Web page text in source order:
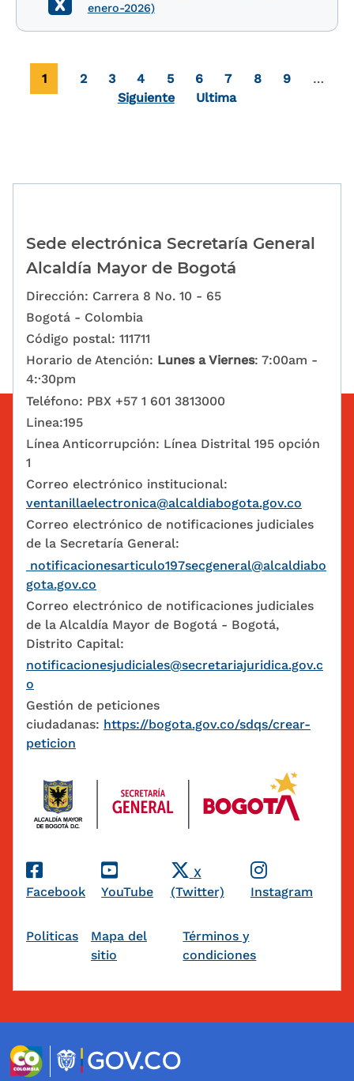
enero-2026)
Paginación
Página actual
1 Page
2 Page
3 Page
4 Page
5 Page
6 Page
7 Page
8 Page
9
…
Siguiente
Última página
Ultima
Sede electrónica Secretaría General
Alcaldía Mayor de Bogotá
Dirección: Carrera 8 No. 10 - 65
Bogotá - Colombia
Código postal: 111711
Horario de Atención: Lunes a Viernes: 7:00am -
4:·30pm
Teléfono: PBX +57 1 601 3813000
Linea:195
Línea Anticorrupción: Línea Distrital 195 opción
1
Correo electrónico institucional:
ventanillaelectronica@alcaldiabogota.gov.co
Correo electrónico de notificaciones judiciales
de la Secretaría General:
notificacionesarticulo197secgeneral@alcaldiabo
gota.gov.co
Correo electrónico de notificaciones judiciales
de la Alcaldía Mayor de Bogotá - Bogotá,
Distrito Capital:
notificacionesjudiciales@secretariajuridica.gov.c
o
Gestión de peticiones
ciudadanas: https://bogota.gov.co/sdqs/crear-
peticion
Redes Sociales
Facebook YouTube
X
(Twitter)
Instagram
Pie de página
Politicas
Mapa del
sitio
Términos y
condiciones